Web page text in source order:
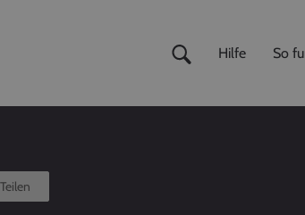
Hilfe So
Teilen